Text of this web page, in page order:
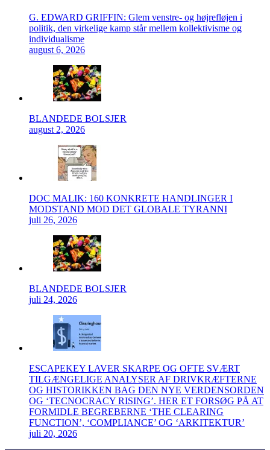
G. EDWARD GRIFFIN: Glem venstre- og højrefløjen i
politik, den virkelige kamp står mellem kollektivisme og
individualisme
august 6, 2026
BLANDEDE BOLSJER
august 2, 2026
DOC MALIK: 160 KONKRETE HANDLINGER I
MODSTAND MOD DET GLOBALE TYRANNI
juli 26, 2026
BLANDEDE BOLSJER
juli 24, 2026
ESCAPEKEY LAVER SKARPE OG OFTE SVÆRT
TILGÆNGELIGE ANALYSER AF DRIVKRÆFTERNE
OG HISTORIKKEN BAG DEN NYE VERDENSORDEN
OG ‘TECNOCRACY RISING’. HER ET FORSØG PÅ AT
FORMIDLE BEGREBERNE ‘THE CLEARING
FUNCTION’, ‘COMPLIANCE’ OG ‘ARKITEKTUR’
juli 20, 2026